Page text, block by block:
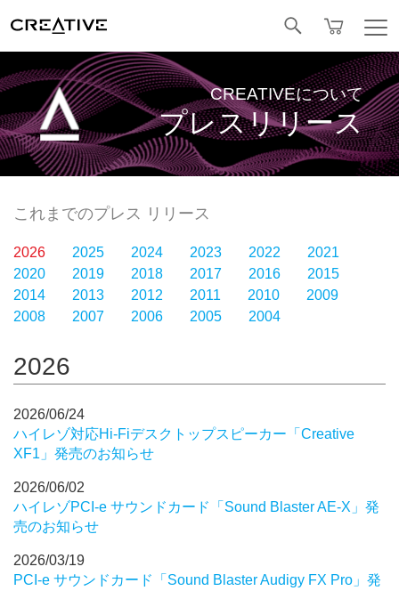
CREATIVEについて
プレスリリース
これまでのプレス リリース
2026 2025 2024 2023 2022
2021
2020
2019 2018 2017 2016
2015
2014
2013 2012 2011 2010
2009
2008
2007 2006 2005 2004
2026
2026/06/24
ハイレゾ対応Hi-Fiデスクトップスピーカー「Creative
XF1」発売のお知らせ
2026/06/02
ハイレゾPCI-e サウンドカード「Sound Blaster AE-X」発
売のお知らせ
2026/03/19
PCI-e サウンドカード「Sound Blaster Audigy FX Pro」発
Facebook